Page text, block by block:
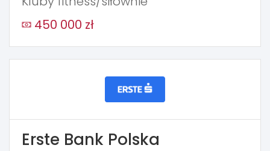
450 000 zł
Erste Bank Polska